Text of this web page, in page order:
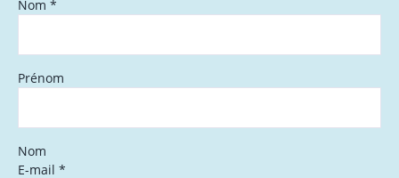
Nom *
Prénom
Nom
E-mail *